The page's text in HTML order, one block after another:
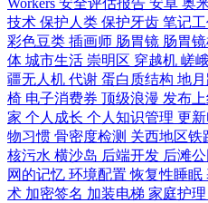
技术 保护人类 保护牙齿 笔记
彩色豆类 插画师 肠胃镜 肠胃
体 城市生活 崇明区 穿越机 嵯
疆无人机 代谢 蛋白质结构 地
椅 电子消费券 顶级浪漫 发布
家 个人成长 个人知识管理 更
物习惯 骨密度检测 关西地区铁
核污水 横沙岛 后端开发 后滩公
网的记忆 环境配置恢复性睡眠
术 加密签名 加装电梯 家庭护理